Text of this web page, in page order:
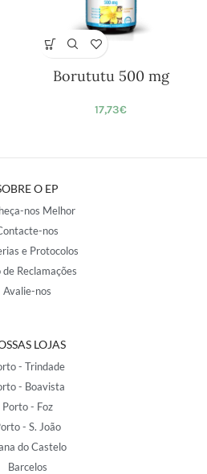
Borututu 500 mg
17,73€
O EP
nos Melhor
nos
e Protocolos
de Reclamações
Avalie-nos
LOJAS
- Trindade
- Boavista
Porto - Foz
- S. João
do Castelo
Barcelos